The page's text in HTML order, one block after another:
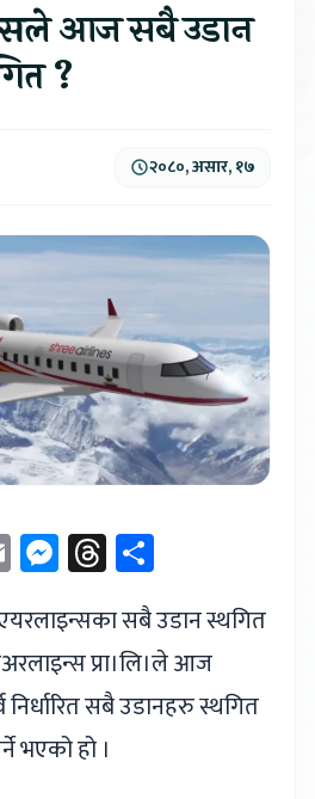
आज सबै उडान
?
२०८०, असार, १७
EmailMessenger
Threads
सबै उडान स्थगित
प्रा।लि।ले आज
सबै उडानहरु स्थगित
भएको हो ।